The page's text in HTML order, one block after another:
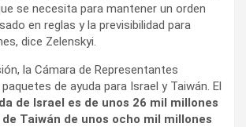
se necesita para mantener un orden
en reglas y la previsibilidad para
dice Zelenskyi.
la Cámara de Representantes
de ayuda para Israel y Taiwán. El
de Israel es de unos 26 mil millones
Taiwán de unos ocho mil millones